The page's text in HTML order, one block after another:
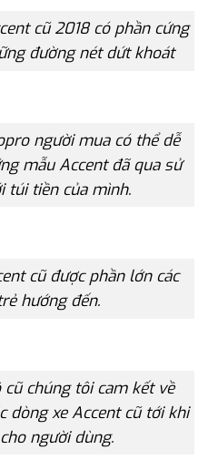
cũ 2018 có phần cứng
đường nét dứt khoát
người mua có thể dễ
mẫu Accent đã qua sử
túi tiền của mình.
cũ được phần lớn các
hướng đến.
chúng tôi cam kết về
dòng xe Accent cũ tới khi
người dùng.